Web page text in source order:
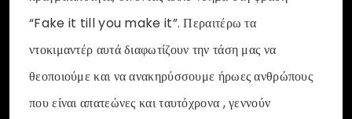
“Fake it till you make it”. Περαιτέρω τα
ντοκιμαντέρ αυτά διαφωτίζουν την τάση μας να
θεοποιούμε και να ανακηρύσσουμε ήρωες ανθρώπους
που είναι απατεώνες και ταυτόχρονα , γεννούν